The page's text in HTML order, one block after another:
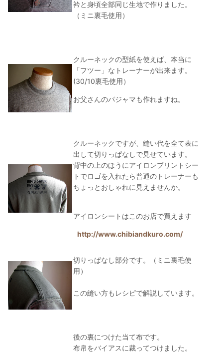
衿と身頃全部同じ生地で作りました。
（ミニ裏毛使用）
クルーネックの型紙を使えば、本当に
「フツー」なトレーナーが出来ます。
(30/10裏毛使用）
お父さんのパジャマも作れますね。
クルーネックですが、縫い代を全て表に
出して切りっぱなしで見せています。
背中の上のほうにアイロンプリントシー
トでロゴを入れたら普通のトレーナーも
ちょっとおしゃれに見えませんか。
アイロンシートはこのお店で買えます
http://www.chibiandkuro.com/
切りっぱなし部分です。（ミニ裏毛使
用）
この縫い方もレシピで解説しています。
後の裏につけた当て布です。
布帛をバイアスに裁ってつけました。